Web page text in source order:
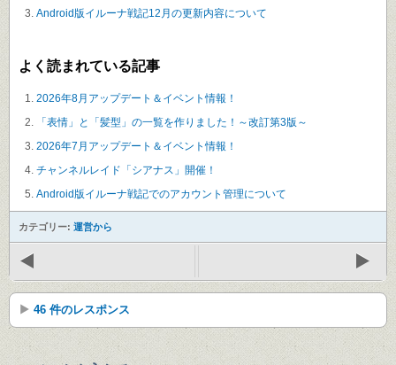
Android版イルーナ戦記12月の更新内容について
よく読まれている記事
2026年8月アップデート＆イベント情報！
「表情」と「髪型」の一覧を作りました！～改訂第3版～
2026年7月アップデート＆イベント情報！
チャンネルレイド「シアナス」開催！
Android版イルーナ戦記でのアカウント管理について
カテゴリー: 運営から
46 件のレスポンス